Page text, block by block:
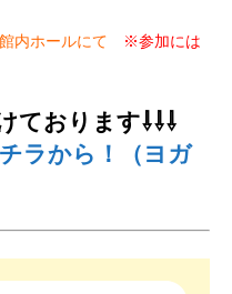
内ホールにて
※参加には
ております⇩⇩⇩
ラから！（ヨガ